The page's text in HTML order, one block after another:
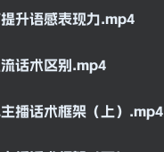
升语感表现力.mp4
话术区别.mp4
播话术框架（上）.mp4